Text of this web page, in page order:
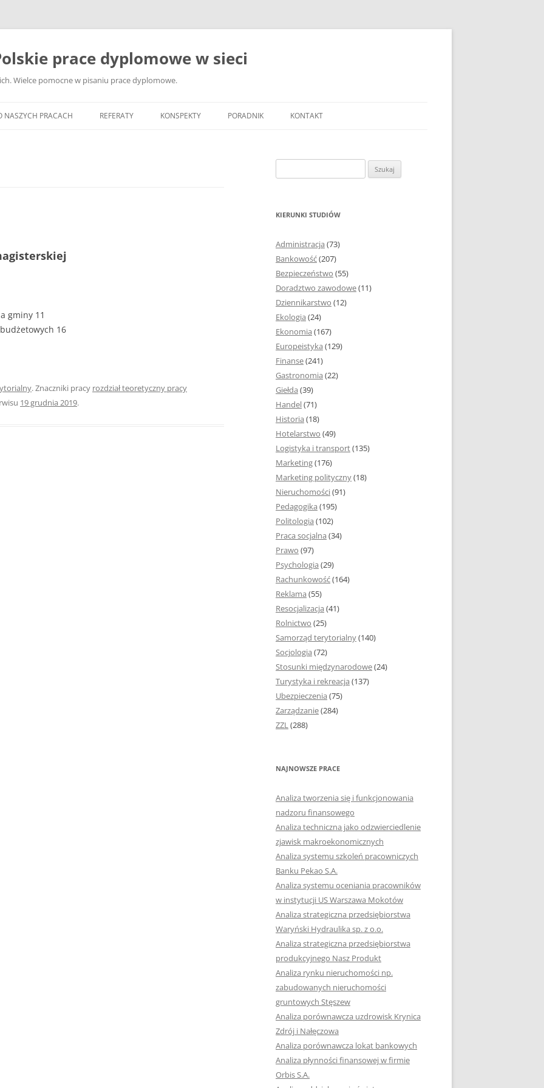
prace dyplomowe w sieci
Wielce pomocne w pisaniu prace dyplomowe.
NASZYCH PRACACH REFERATY KONSPEKTY PORADNIK
JAK ZBIERAĆ I OPRACOWYWAĆ
BIBLIOGRAFICZNYCH
ZAWARTOŚĆ I ROZMIAR PRACY
DYPLOMOWEJ
ESTETYKA PRACY DYPLOMOWEJ –
WYRÓŻNIENIA, NUMEROWANIE
CZCIONKA, MARGINESY I
WIELKOŚĆ STRON
STRUKTURA AKAPITU W PRACY
DYPLOMOWEJ
STYL PRACY DYPLOMOWEJ
SPIS TREŚCI W PRACY
DYPLOMOWEJ
WSTĘP PRACY DYPLOMOWEJ
ROZDZIAŁY I PODROZDZIAŁY
ZAKOŃCZENIE PRACY
DYPLOMOWEJ
BIBLIOGRAFIA
SPIS RYSUNKÓW, TABEL I
ZAŁĄCZNIKÓW
TABELE, RYSUNKI ORAZ WYKRESY
KSIĄŻKI, KTÓRE POMOGĄ CI
NAPISAĆ PRACĘ DYPLOMOWĄ
JAK PRZYGOTOWAĆ SIĘ DO
USTNEGO EGZAMINU
DYPLOMOWEGO?
HIPOTEZY W PRACACH
DYPLOMOWYCH
JAK PRZYGOTOWAĆ SIĘ DO
OBRONY PRACY DYPLOMOWEJ
KONTAKT
gminy 11
16
. Znaczniki pracy rozdział teoretyczny pracy
19 grudnia 2019.
KIERUNKI STUDIÓW
Administracja (73)
Bankowość(207)
Bezpieczeństwo (55)
Doradztwo zawodowe(11)
Dziennikarstwo (12)
Ekologia (24)
Ekonomia (167)
Europeistyka (129)
Finanse(241)
Gastronomia (22)
Giełda (39)
Handel(71)
Historia (18)
Hotelarstwo (49)
Logistyka i transport(135)
Marketing(176)
Marketing polityczny(18)
Nieruchomości(91)
Pedagogika (195)
Politologia (102)
Praca socjalna (34)
Prawo (97)
Psychologia (29)
Rachunkowość(164)
Reklama (55)
Resocjalizacja (41)
Rolnictwo (25)
Samorząd terytorialny(140)
Socjologia (72)
Stosunki międzynarodowe(24)
Turystyka i rekreacja (137)
Ubezpieczenia (75)
Zarządzanie(284)
ZZL(288)
NAJNOWSZE PRACE
Analiza tworzenia się i funkcjonowania
nadzoru finansowego
Analiza techniczna jako odzwierciedlenie
zjawisk makroekonomicznych
Analiza systemu szkoleń pracowniczych
Banku Pekao S.A.
Analiza systemu oceniania pracowników
w instytucji US Warszawa Mokotów
Analiza strategiczna przedsiębiorstwa
Waryński Hydraulika sp. z o.o.
Analiza strategiczna przedsiębiorstwa
produkcyjnego Nasz Produkt
Analiza rynku nieruchomości np.
zabudowanych nieruchomości
gruntowych Stęszew
Analiza porównawcza uzdrowisk Krynica
Zdrój i Nałęczowa
Analiza porównawcza lokat bankowych
Analiza płynności finansowej w firmie
Orbis S.A.